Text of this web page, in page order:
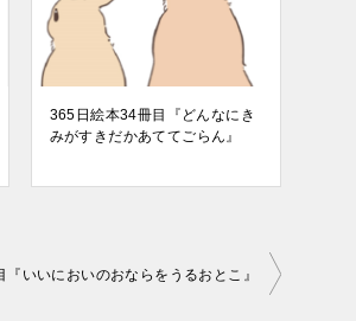
365日絵本34冊目『どんなにき
みがすきだかあててごらん』
いいにおいのおならをうるおとこ』